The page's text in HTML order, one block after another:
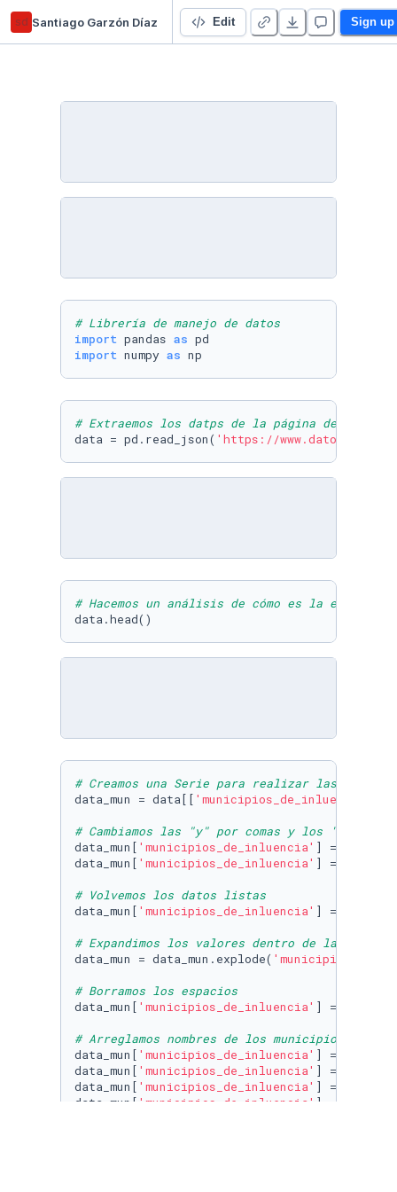
sd Santiago Garzón Díaz EDA: Áreas Protegidas Corantioquia Edit Sign up
# Librería de manejo de datos
import pandas as
import numpy as np
# Extraemos los datps de la página de Datos
data = pd.read_json( 'https://
# Hacemos un análisis de cómo es la
data.head()
# Creamos una Serie para realizar las
data_mun = data[[ 'municipios_de_inluencia'
# Cambiamos las "y" por comas y los '\n'
data_mun[ 'municipios_de_inluencia' ] =
data_mun[ 'municipios_de_inluencia' ] =
# Volvemos los datos listas
data_mun[ 'municipios_de_inluencia' ] =
# Expandimos los valores dentro de las
data_mun = data_mun.explode(
# Borramos los espacios
data_mun[ 'municipios_de_inluencia' ] =
# Arreglamos nombres de los municipios
data_mun[ 'municipios_de_inluencia' ] =
data_mun[ 'municipios_de_inluencia' ] =
data_mun[ 'municipios_de_inluencia' ] =
data_mun[ 'municipios_de_inluencia' ] =